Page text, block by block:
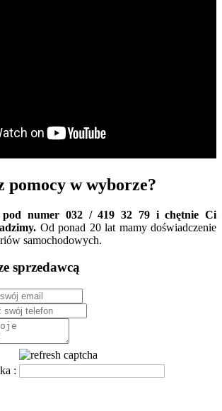
pomocy w wyborze?
pod numer 032 / 419 32 79 i chętnie Ci
Od ponad 20 lat mamy doświadczenie
samochodowych.
sprzedawcą
: